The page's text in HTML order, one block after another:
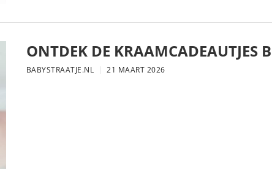
ONTDEK DE KRAAMCADEAUTJES
BABYSTRAATJE.NL 21 MAART 2026